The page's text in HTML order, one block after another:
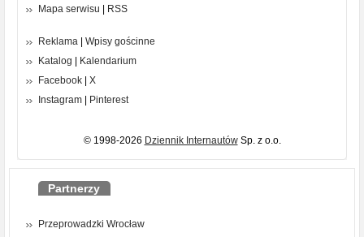
Mapa serwisu
RSS
Reklama
Wpisy gościnne
Katalog
Kalendarium
Facebook
X
Instagram
Pinterest
© 1998-2026 Dziennik InternautówSp. z o.o.
Partnerzy
Przeprowadzki Wrocław